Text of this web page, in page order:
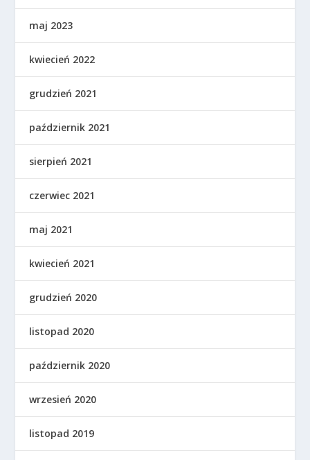
maj 2023
kwiecień 2022
grudzień 2021
październik 2021
sierpień 2021
czerwiec 2021
maj 2021
kwiecień 2021
grudzień 2020
listopad 2020
październik 2020
wrzesień 2020
listopad 2019